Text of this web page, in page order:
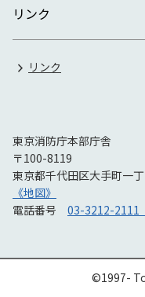
リンク
リンク
東京消防庁本部庁舎
〒100-8119
東京都千代田区大手町一
《地図》
電話番号 03-3212-2111
©1997-